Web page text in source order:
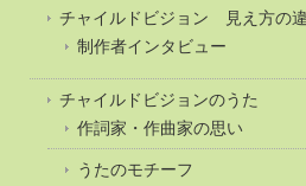
チャイルドビジョン 見え方の
制作者インタビュー
チャイルドビジョンのうた
作詞家・作曲家の思い
うたのモチーフ